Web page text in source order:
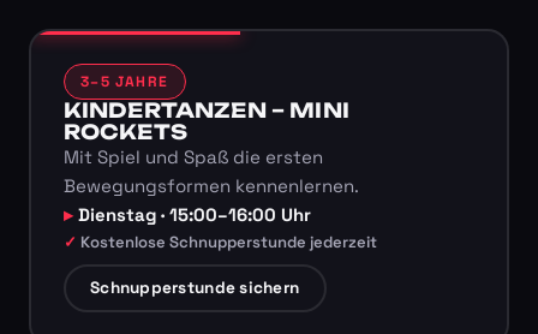
3–5 JAHRE
KINDERTANZEN – MINI
ROCKETS
Mit Spiel und Spaß die ersten
Bewegungsformen kennenlernen.
Dienstag · 15:00–16:00 Uhr
Kostenlose Schnupperstunde jederzeit
Schnupperstunde sichern